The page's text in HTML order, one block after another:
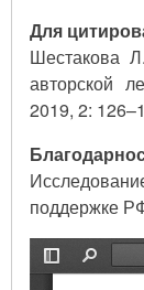
Для
Шестакова
авторской
2019, 2:
поддержке